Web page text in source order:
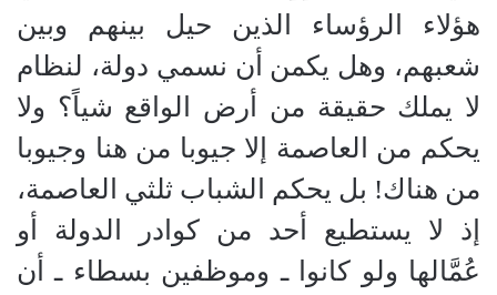
هؤلاء الرؤساء الذين حيل بينهم وبين
شعبهم، وهل يكمن أن نسمي دولة، لنظام
لا يملك حقيقة من أرض الواقع شياً؟ ولا
يحكم من العاصمة إلا جيوبا من هنا وجيوبا
من هناك! بل يحكم الشباب ثلثي العاصمة،
إذ لا يستطيع أحد من كوادر الدولة أو
عُمَّالها ولو كانوا ـ وموظفين بسطاء ـ أن